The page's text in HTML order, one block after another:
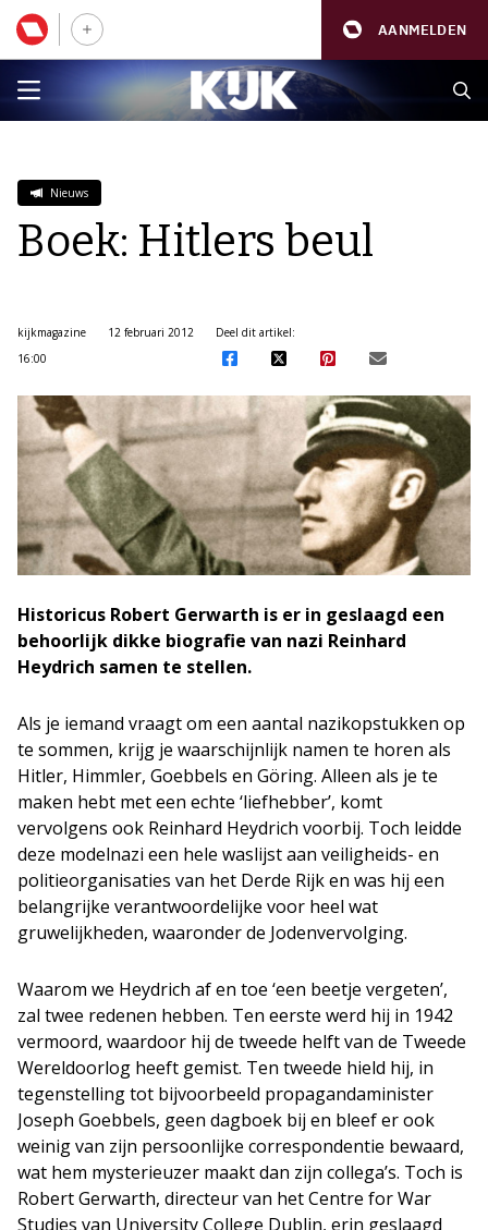
AANMELDEN
Nieuws
Boek: Hitlers beul
kijkmagazine
12 februari 2012
16:00
Deel dit artikel:
Historicus Robert Gerwarth is er in geslaagd een
behoorlijk dikke biografie van nazi Reinhard
Heydrich samen te stellen.
Als je iemand vraagt om een aantal nazikopstukken op
te sommen, krijg je waarschijnlijk namen te horen als
Hitler, Himmler, Goebbels en Göring. Alleen als je te
maken hebt met een echte ‘liefhebber’, komt
vervolgens ook Reinhard Heydrich voorbij. Toch leidde
deze modelnazi een hele waslijst aan veiligheids- en
politieorganisaties van het Derde Rijk en was hij een
belangrijke verantwoordelijke voor heel wat
gruwelijkheden, waaronder de Jodenvervolging.
Waarom we Heydrich af en toe ‘een beetje vergeten’,
zal twee redenen hebben. Ten eerste werd hij in 1942
vermoord, waardoor hij de tweede helft van de Tweede
Wereldoorlog heeft gemist. Ten tweede hield hij, in
tegenstelling tot bijvoorbeeld propagandaminister
Joseph Goebbels, geen dagboek bij en bleef er ook
weinig van zijn persoonlijke correspondentie bewaard,
wat hem mysterieuzer maakt dan zijn collega’s. Toch is
Robert Gerwarth, directeur van het Centre for War
Studies van University College Dublin, erin geslaagd